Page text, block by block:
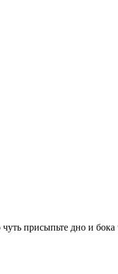
присыпьте дно и